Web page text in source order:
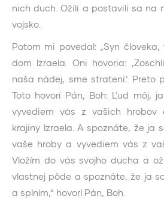
nich duch. Ožili a postavili sa na
vojsko.
Potom mi povedal: „Syn
dom Izraela. Oni hovoria:
naša nádej, sme stratení.‘ Preto
Toto hovorí Pán, Boh: Ľud môj,
vyvediem vás z vašich
krajiny Izraela. A spoznáte, že ja
vaše hroby a vyvediem vás z
Vložím do vás svojho ducha a
vlastnej pôde a spoznáte, že ja
a splním,“ hovorí Pán, Boh.